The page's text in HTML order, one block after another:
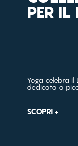
PER
Yoga celebra il
dedicata a
SCOPRI +